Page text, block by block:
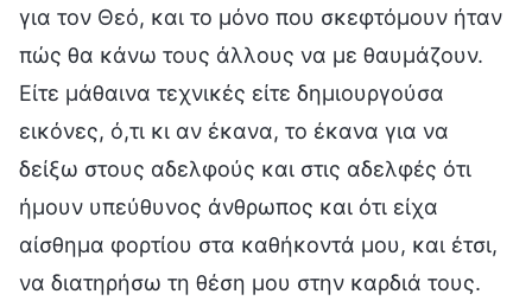
για τον Θεό, και το μόνο που σκεφτόμουν ήταν
πώς θα κάνω τους άλλους να με θαυμάζουν.
Είτε μάθαινα τεχνικές είτε δημιουργούσα
εικόνες, ό,τι κι αν έκανα, το έκανα για να
δείξω στους αδελφούς και στις αδελφές ότι
ήμουν υπεύθυνος άνθρωπος και ότι είχα
αίσθημα φορτίου στα καθήκοντά μου, και έτσι,
να διατηρήσω τη θέση μου στην καρδιά τους.